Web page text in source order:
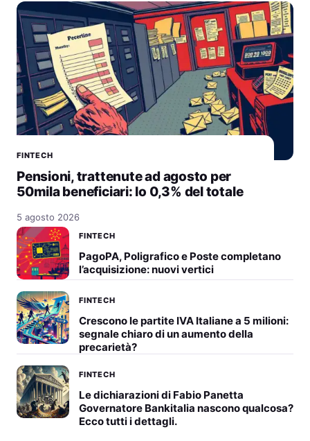
FINTECH
Pensioni, trattenute ad agosto per
50mila beneficiari: lo 0,3% del totale
5 agosto 2026
FINTECH
PagoPA, Poligrafico e Poste completano
l’acquisizione: nuovi vertici
FINTECH
Crescono le partite IVA Italiane a 5 milioni:
segnale chiaro di un aumento della
precarietà?
FINTECH
Le dichiarazioni di Fabio Panetta
Governatore Bankitalia nascono qualcosa?
Ecco tutti i dettagli.